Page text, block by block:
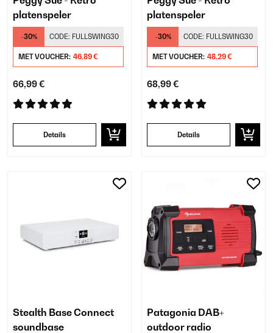
platenspeler
-30% CODE: FULLSWING30
MET VOUCHER: 46,89 €
66,99 €
Details
platenspeler
-30% CODE: FULLSWING30
MET VOUCHER: 48,29 €
68,99 €
Details
Stealth Base Connect
soundbase
Patagonia DAB+
outdoor radio